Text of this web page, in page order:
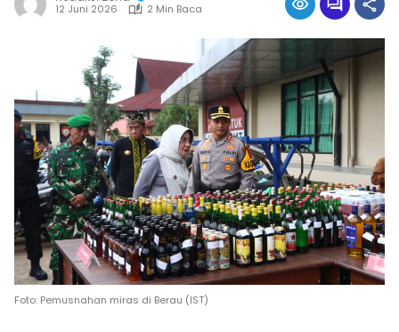
12 Juni 2026 2 Min Baca
Foto: Pemusnahan miras di Berau (IST)